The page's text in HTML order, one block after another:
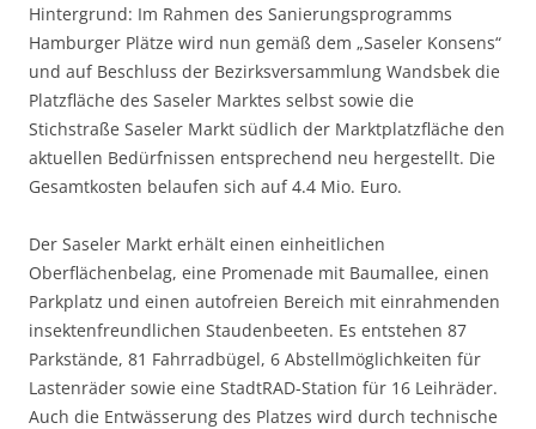
Hintergrund: Im Rahmen des Sanierungsprogramms
Hamburger Plätze wird nun gemäß dem „Saseler Konsens“
und auf Beschluss der Bezirksversammlung Wandsbek die
Platzfläche des Saseler Marktes selbst sowie die
Stichstraße Saseler Markt südlich der Marktplatzfläche den
aktuellen Bedürfnissen entsprechend neu hergestellt. Die
Gesamtkosten belaufen sich auf 4.4 Mio. Euro.
Der Saseler Markt erhält einen einheitlichen
Oberflächenbelag, eine Promenade mit Baumallee, einen
Parkplatz und einen autofreien Bereich mit einrahmenden
insektenfreundlichen Staudenbeeten. Es entstehen 87
Parkstände, 81 Fahrradbügel, 6 Abstellmöglichkeiten für
Lastenräder sowie eine StadtRAD-Station für 16 Leihräder.
Auch die Entwässerung des Platzes wird durch technische